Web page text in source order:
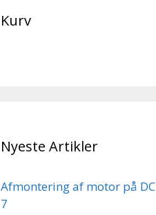
Kurv
Nyeste Artikler
Afmontering af motor på DC
7